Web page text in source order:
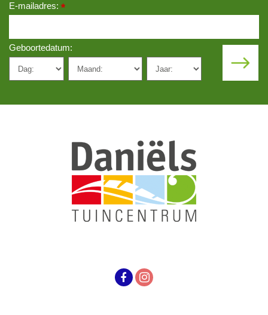
E-mailadres: *
Geboortedatum: